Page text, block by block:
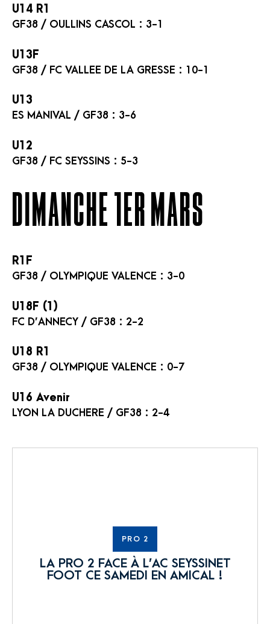
U14 R1
GF38 / OULLINS CASCOL : 3-1
U13F
GF38 / FC VALLEE DE LA GRESSE : 10-1
U13
ES MANIVAL / GF38 : 3-6
U12
GF38 / FC SEYSSINS : 5-3
DIMANCHE 1er MARS
R1F
GF38 / OLYMPIQUE VALENCE : 3-0
U18F (1)
FC D’ANNECY / GF38 : 2-2
U18 R1
GF38 / OLYMPIQUE VALENCE : 0-7
U16 Avenir
LYON LA DUCHERE / GF38 : 2-4
PRO 2
LA PRO 2 FACE À L’AC SEYSSINET
FOOT CE SAMEDI EN AMICAL !